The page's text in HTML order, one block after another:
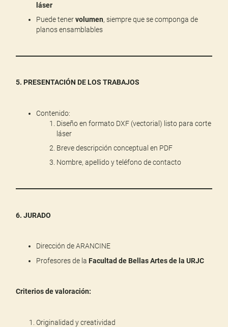
láser
Puede tenervolumen, siempre que se componga de
planos ensamblables
5. PRESENTACIÓN DE LOS TRABAJOS
Contenido:
Diseño en formato DXF (vectorial) listo para corte
láser
Breve descripción conceptual en PDF
Nombre, apellido y teléfono de contacto
6. JURADO
Dirección de ARANCINE
Profesores de laFacultad de Bellas Artes de la URJC
Criterios de valoración:
Originalidad y creatividad